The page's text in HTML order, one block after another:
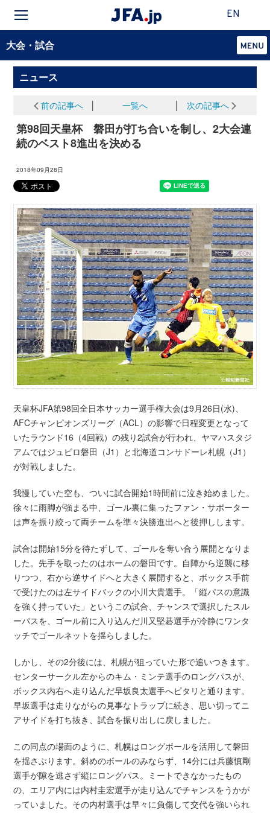
EN
大会・試合
ニュース
前の記事へ 一覧へ 次の記事へ
第98回天皇杯 磐田が打ち合いを制し、2大会連
続のベスト8進出を決める
2018年09月28日
天皇杯JFA第98回全日本サッカー選手権大会は9月26日(水)、
AFCチャンピオンズリーグ（ACL）の影響で日程変更となって
いたラウンド16（4回戦）の残り2試合が行われ、ヤマハスタジ
アムではジュビロ磐田（J1）と北海道コンサドーレ札幌（J1）
が対戦しました。
我慢していた空も、ついに試合開始1時間前に泣き始めました。
徐々に雨脚が強まる中、ゴール裏に集ったファン・サポーター
は声を振り絞って両チームを準々決勝進出へと後押しします。
試合は開始15分を待たずして、ゴールを奪い合う展開となりま
した。先手を取ったのはホームの磐田です。自陣から逆襲に移
りつつ、右から逆サイドへと大きく展開すると、ボックス手前
で受けたのは左サイドバックの小川大貴選手。「縦パスの意識
を強く持っていた」というこの試合、チャンスで選択したスル
ーパスを、ゴール前に入り込んだ川又堅碁選手が冷静にワンタ
ッチでゴールネットを揺らしました。
しかし、その2分後には、札幌が狙っていた形で追いつきます。
センターサークル左からのキム・ミンテ選手のロングパスが、
ボックス内右へ走り込んだ早坂良太選手へピタリと通ります。
早坂選手は走りながらの見事なトラップに続き、思い切ってニ
アサイドを打ち抜き、試合を振り出しに戻しました。
この同点の場面のように、札幌はロングボールを活用して磐田
を揺さぶります。斜めのボールのみならず、14分には兵藤慎剛
選手が隙を逃さず縦にロングパス。ミートできなかったもの
の、エリア内には内村圭宏選手が走り込んでチャンスをうかが
っていました。その内村選手は早々に負傷して交代を強いられ